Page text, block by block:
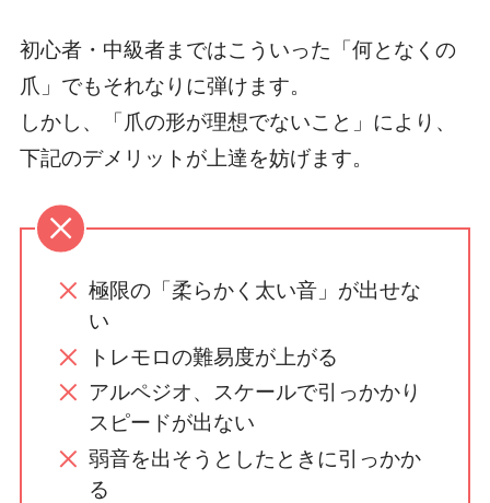
初心者・中級者まではこういった「何となくの
爪」でもそれなりに弾けます。
しかし、「爪の形が理想でないこと」により、
下記のデメリットが上達を妨げます。
極限の「柔らかく太い音」が出せな
い
トレモロの難易度が上がる
アルペジオ、スケールで引っかかり
スピードが出ない
弱音を出そうとしたときに引っかか
る